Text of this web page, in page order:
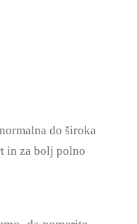
do široka
in za bolj polno